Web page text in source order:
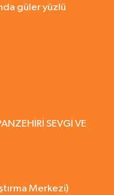
güler yüzlü
SEVGİ VE
RAM (Rehberlik Araştırma Merkezi)